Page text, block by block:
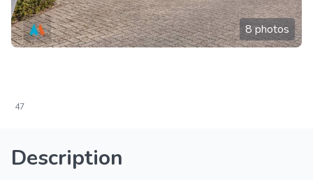
8 photos
47
Description